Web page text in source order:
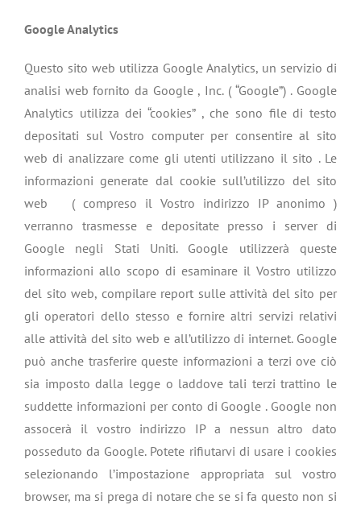
Google Analytics
Questo sito web utilizza Google Analytics, un servizio di
analisi web fornito da Google , Inc. ( “Google”) . Google
Analytics utilizza dei “cookies” , che sono file di testo
depositati sul Vostro computer per consentire al sito
web di analizzare come gli utenti utilizzano il sito . Le
informazioni generate dal cookie sull’utilizzo del sito
web ( compreso il Vostro indirizzo IP anonimo )
verranno trasmesse e depositate presso i server di
Google negli Stati Uniti. Google utilizzerà queste
informazioni allo scopo di esaminare il Vostro utilizzo
del sito web, compilare report sulle attività del sito per
gli operatori dello stesso e fornire altri servizi relativi
alle attività del sito web e all’utilizzo di internet. Google
può anche trasferire queste informazioni a terzi ove ciò
sia imposto dalla legge o laddove tali terzi trattino le
suddette informazioni per conto di Google . Google non
assocerà il vostro indirizzo IP a nessun altro dato
posseduto da Google. Potete rifiutarvi di usare i cookies
selezionando l’impostazione appropriata sul vostro
browser, ma si prega di notare che se si fa questo non si